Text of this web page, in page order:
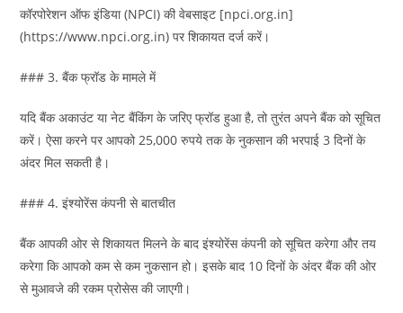
कॉरपोरेशन ऑफ इंडिया (NPCI) की वेबसाइट [npci.org.in]
(https://www.npci.org.in) पर शिकायत दर्ज करें।
### 3. बैंक फ्रॉड के मामले में
यदि बैंक अकाउंट या नेट बैंकिंग के जरिए फ्रॉड हुआ है, तो तुरंत अपने बैंक को सूचित
करें। ऐसा करने पर आपको 25,000 रुपये तक के नुकसान की भरपाई 3 दिनों के
अंदर मिल सकती है।
### 4. इंश्योरेंस कंपनी से बातचीत
बैंक आपकी ओर से शिकायत मिलने के बाद इंश्योरेंस कंपनी को सूचित करेगा और तय
करेगा कि आपको कम से कम नुकसान हो। इसके बाद 10 दिनों के अंदर बैंक की ओर
से मुआवजे की रकम प्रोसेस की जाएगी।